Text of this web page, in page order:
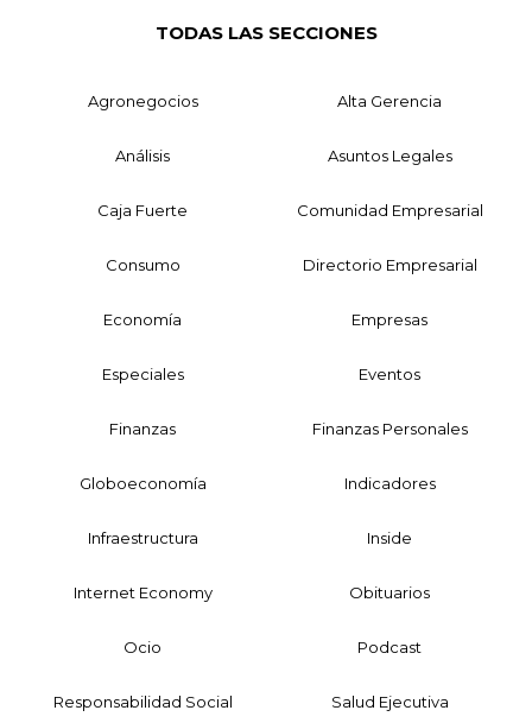
TODAS LAS SECCIONES
Agronegocios Alta Gerencia
Análisis Asuntos Legales
Caja Fuerte Comunidad Empresarial
Consumo Directorio Empresarial
Economía Empresas
Especiales Eventos
Finanzas Finanzas Personales
Globoeconomía Indicadores
Infraestructura Inside
Internet Economy Obituarios
Ocio Podcast
Responsabilidad Social Salud Ejecutiva